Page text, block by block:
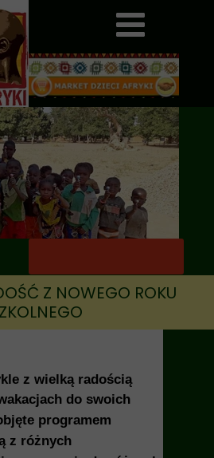
Z NOWEGO ROKU
z wielką radością
do swoich
programem
z różnych